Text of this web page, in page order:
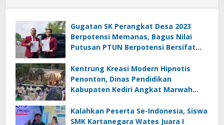
Gugatan SK Perangkat Desa 2023
Berpotensi Memanas, Bagus Nilai
Putusan PTUN Berpotensi Bersifat
Kentrung Kreasi Modern Hipnotis
Penonton, Dinas Pendidikan
Kabupaten Kediri Angkat Marwah
Kalahkan Peserta Se-Indonesia, Siswa
SMK Kartanegara Wates Juara I